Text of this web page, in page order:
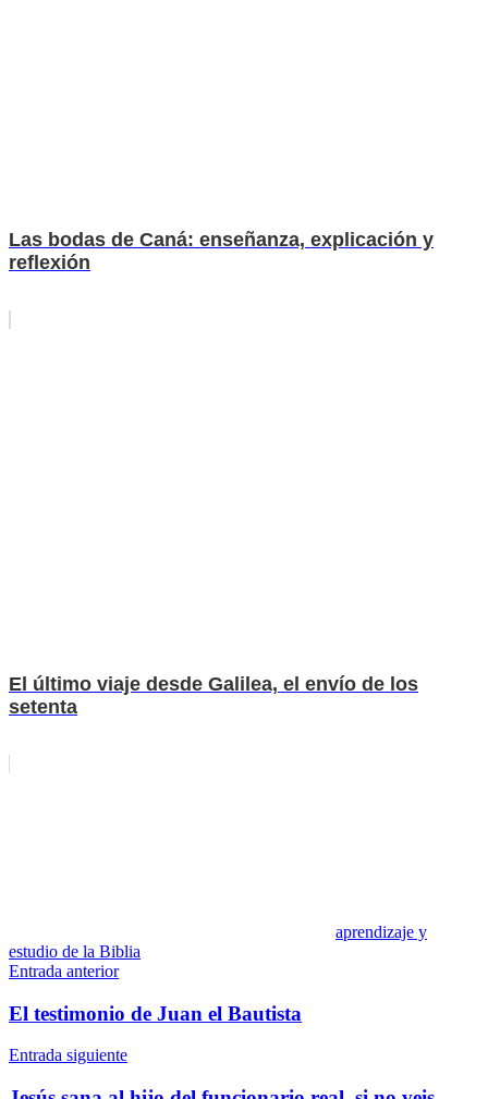
Las bodas de Caná: enseñanza, explicación y
reflexión
El último viaje desde Galilea, el envío de los
setenta
aprendizaje y
estudio de la Biblia
Navegación
de
Entrada anterior
El testimonio de Juan el Bautista
Entrada siguiente